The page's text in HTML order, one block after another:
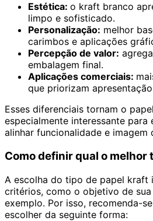
Estética: o kraft branco
limpo e sofisticado.
Personalização: melhor
carimbos e aplicações
Percepção de valor:
embalagem final.
Aplicações comerciais:
que priorizam
Esses diferenciais tornam o
especialmente interessante para
alinhar funcionalidade e imagem
Como definir qual o melhor
A escolha do tipo de papel kraft
critérios, como o objetivo de
exemplo. Por isso, recomenda-
escolher da seguinte forma: